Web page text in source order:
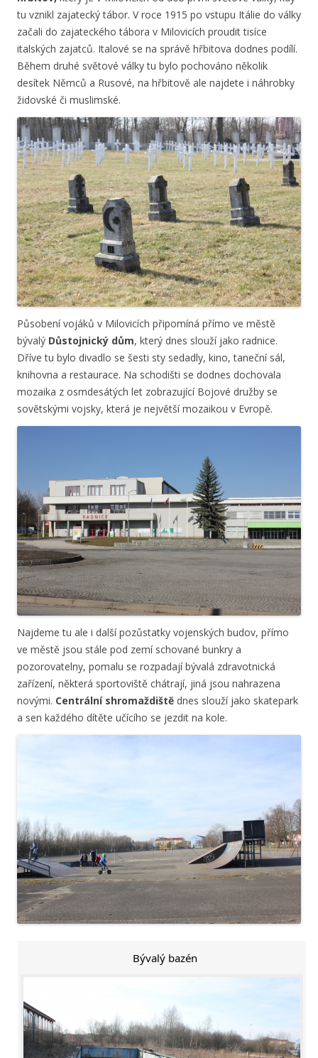
tu vznikl zajatecký tábor. V roce 1915 po vstupu Itálie do války
začali do zajateckého tábora v Milovicích proudit tisíce
italských zajatců. Italové se na správě hřbitova dodnes podílí.
Během druhé světové války tu bylo pochováno několik
desítek Němců a Rusové, na hřbitově ale najdete i náhrobky
židovské či muslimské.
Působení vojáků v Milovicích připomíná přímo ve městě
bývalý Důstojnický dům, který dnes slouží jako radnice.
Dříve tu bylo divadlo se šesti sty sedadly, kino, taneční sál,
knihovna a restaurace. Na schodišti se dodnes dochovala
mozaika z osmdesátých let zobrazující Bojové družby se
sovětskými vojsky, která je největší mozaikou v Evropě.
Najdeme tu ale i další pozůstatky vojenských budov, přímo
ve městě jsou stále pod zemí schované bunkry a
pozorovatelny, pomalu se rozpadají bývalá zdravotnická
zařízení, některá sportoviště chátrají, jiná jsou nahrazena
novými. Centrální shromaždiště dnes slouží jako skatepark
a sen každého dítěte učícího se jezdit na kole.
Bývalý bazén